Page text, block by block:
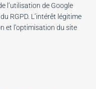
l’utilisation de Google
RGPD. L’intérêt légitime
et l’optimisation du site